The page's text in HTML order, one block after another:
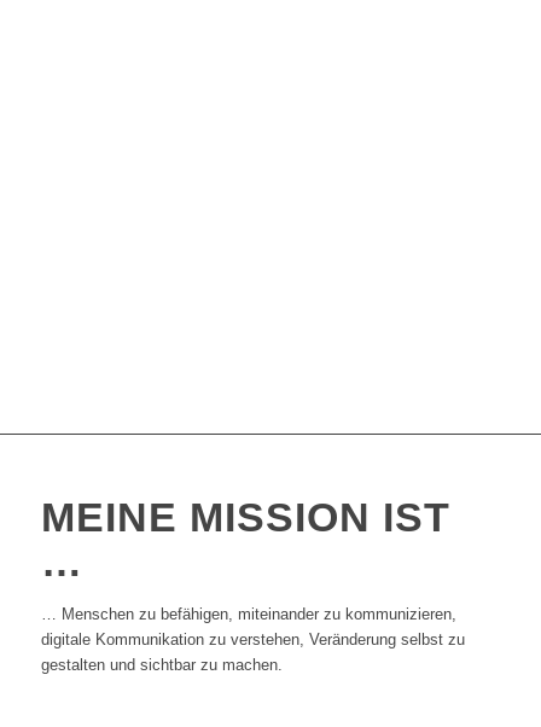
MEINE MISSION IST
…
… Menschen zu befähigen, miteinander zu kommunizieren,
digitale Kommunikation zu verstehen, Veränderung selbst zu
gestalten und sichtbar zu machen.